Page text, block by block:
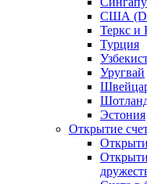
США
Теркс и
Турция
Уругвай
Эстония
Открытие